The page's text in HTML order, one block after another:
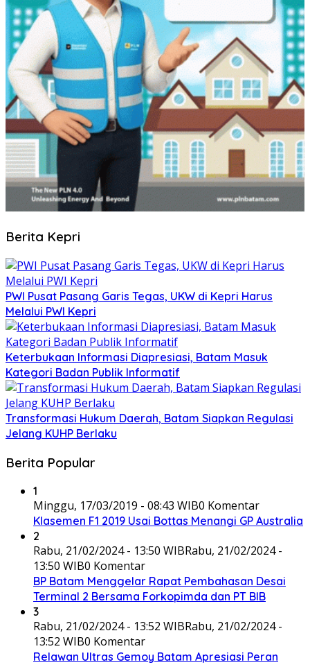
Berita Kepri
PWI Pusat Pasang Garis Tegas, UKW di Kepri Harus
Melalui PWI Kepri
Keterbukaan Informasi Diapresiasi, Batam Masuk
Kategori Badan Publik Informatif
Transformasi Hukum Daerah, Batam Siapkan Regulasi
Jelang KUHP Berlaku
Berita Popular
1
Minggu, 17/03/2019 - 08:43 WIB0 Komentar
Klasemen F1 2019 Usai Bottas Menangi GP Australia
2
Rabu, 21/02/2024 - 13:50 WIBRabu, 21/02/2024 -
13:50 WIB0 Komentar
BP Batam Menggelar Rapat Pembahasan Desai
Terminal 2 Bersama Forkopimda dan PT BIB
3
Rabu, 21/02/2024 - 13:52 WIBRabu, 21/02/2024 -
13:52 WIB0 Komentar
Relawan Ultras Gemoy Batam Apresiasi Peran